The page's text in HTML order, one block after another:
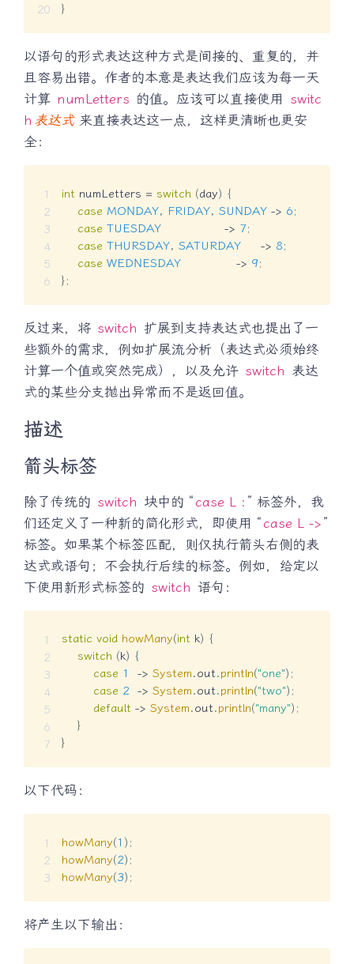
}
以语句的形式表达这种方式是间接的、重复的，并
且容易出错。作者的本意是表达我们应该为每一天
计算 numLetters 的值。应该可以直接使用 switc
h 表达式来直接表达这一点，这样更清晰也更安
全：
int numLetters = switch (day) {
case MONDAY, FRIDAY, SUNDAY -> 6;
case TUESDAY -> 7;
case THURSDAY, SATURDAY -> 8;
case WEDNESDAY -> 9;
};
反过来，将 switch 扩展到支持表达式也提出了一
些额外的需求，例如扩展流分析（表达式必须始终
计算一个值或突然完成），以及允许 switch 表达
式的某些分支抛出异常而不是返回值。
描述
箭头标签
除了传统的 switch 块中的 “case L : ” 标签外，我
们还定义了一种新的简化形式，即使用 “case L -> ”
标签。如果某个标签匹配，则仅执行箭头右侧的表
达式或语句；不会执行后续的标签。例如，给定以
下使用新形式标签的 switch 语句：
static void howMany(int k) {
switch (k) {
case 1 -> System.out.println("one") ;
case 2 -> System.out.println("two") ;
default -> System.out.println("many") ;
}
}
以下代码：
howMany(1 ) ;
howMany(2) ;
howMany(3) ;
将产生以下输出：